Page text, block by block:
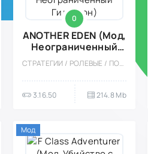
0
ANOTHER EDEN (Мод,
Неограниченный
Гил/Урон)
СТРАТЕГИИ / РОЛЕВЫЕ / ПОШАГОВЫЕ / КАЗУАЛЬНЫЕ / АНИМЕ / СТИЛИЗАЦИЯ / ВСТРОЕННЫЙ КЕШ / МОД / ПРИКЛЮЧЕНИЕ
3.16.50 214.8 Mb
Мод